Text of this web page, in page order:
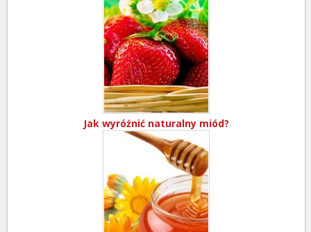
Jak wyróżnić naturalny miód?